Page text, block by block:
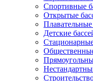
Спортивные
Открытые
Детские